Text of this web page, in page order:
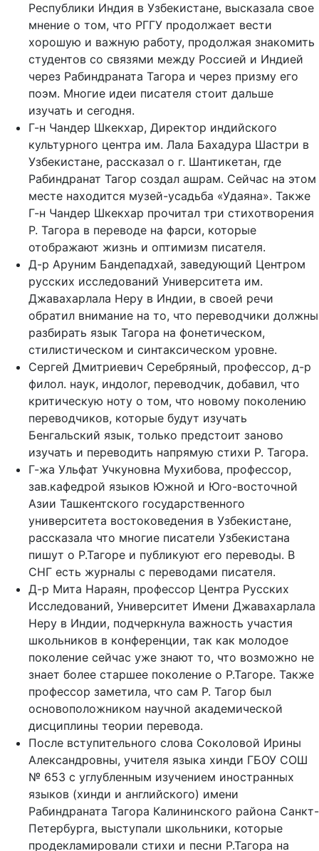
Республики Индия в Узбекистане, высказала свое
мнение о том, что РГГУ продолжает вести
хорошую и важную работу, продолжая знакомить
студентов со связями между Россией и Индией
через Рабиндраната Тагора и через призму его
поэм. Многие идеи писателя стоит дальше
изучать и сегодня.
Г-н Чандер Шкекхар, Директор индийского
культурного центра им. Лала Бахадура Шастри в
Узбекистане, рассказал о г. Шантикетан, где
Рабиндранат Тагор создал ашрам. Сейчас на этом
месте находится музей-усадьба «Удаяна». Также
Г-н Чандер Шкекхар прочитал три стихотворения
Р. Тагора в переводе на фарси, которые
отображают жизнь и оптимизм писателя.
Д-р Аруним Бандепадхай, заведующий Центром
русских исследований Университета им.
Джавахарлала Неру в Индии, в своей речи
обратил внимание на то, что переводчики должны
разбирать язык Тагора на фонетическом,
стилистическом и синтаксическом уровне.
Сергей Дмитриевич Серебряный, профессор, д-р
филол. наук, индолог, переводчик, добавил, что
критическую ноту о том, что новому поколению
переводчиков, которые будут изучать
Бенгальский язык, только предстоит заново
изучать и переводить напрямую стихи Р. Тагора.
Г-жа Ульфат Учкуновна Мухибова, профессор,
зав.кафедрой языков Южной и Юго-восточной
Азии Ташкентского государственного
университета востоковедения в Узбекистане,
рассказала что многие писатели Узбекистана
пишут о Р.Тагоре и публикуют его переводы. В
СНГ есть журналы с переводами писателя.
Д-р Мита Нараян, профессор Центра Русских
Исследований, Университет Имени Джавахарлала
Неру в Индии, подчеркнула важность участия
школьников в конференции, так как молодое
поколение сейчас уже знают то, что возможно не
знает более старшее поколение о Р.Тагоре. Также
профессор заметила, что сам Р. Тагор был
основоположником научной академической
дисциплины теории перевода.
После вступительного слова Соколовой Ирины
Александровны, учителя языка хинди ГБОУ СОШ
№ 653 с углубленным изучением иностранных
языков (хинди и английского) имени
Рабиндраната Тагора Калининского района Санкт-
Петербурга, выступали школьники, которые
продекламировали стихи и песни Р.Тагора на